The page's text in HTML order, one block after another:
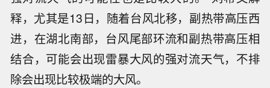
释，尤其是13日，随着台风北移，副热带高压西
进，在湖北南部，台风尾部环流和副热带高压相
结合，可能会出现雷暴大风的强对流天气，不排
除会出现比较极端的大风。